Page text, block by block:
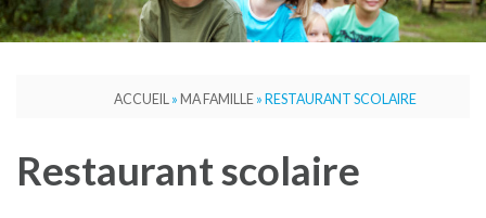
ACCUEIL » MA FAMILLE » RESTAURANT SCOLAIRE
Restaurant scolaire